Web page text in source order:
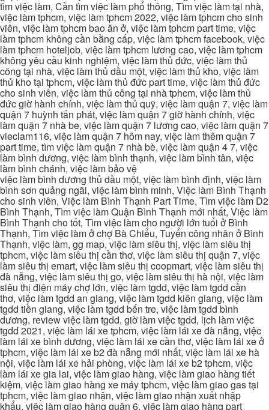
tìm việc làm, Cần tìm việc làm phổ thông, Tìm việc làm tại nhà,
việc làm tphcm, việc làm tphcm 2022, việc làm tphcm cho sinh
viên, việc làm tphcm bao ăn ở, việc làm tphcm part time, việc
làm tphcm không cần bằng cấp, việc làm tphcm facebook, việc
làm tphcm hoteljob, việc làm tphcm lương cao, việc làm tphcm
không yêu cầu kinh nghiệm, việc làm thủ đức, việc làm thủ
công tại nhà, việc làm thủ dầu một, việc làm thủ kho, việc làm
thủ kho tại tphcm, việc làm thủ đức part time, việc làm thủ đức
cho sinh viên, việc làm thủ công tại nhà tphcm, việc làm thủ
đức giờ hành chính, việc làm thủ quỹ, việc làm quận 7, việc làm
quận 7 huỳnh tấn phát, việc làm quận 7 giờ hành chính, việc
làm quận 7 nhà be, việc làm quận 7 lương cao, việc làm quận 7
vieclam116, việc làm quận 7 hôm nay, việc làm thêm quận 7
part time, tìm việc làm quận 7 nhà bè, việc làm quận 4 7, việc
làm bình dương, việc làm bình thạnh, việc làm bình tân, việc
làm bình chánh, việc làm bảo vệ
việc làm bình dương thủ dầu một, việc làm bình định, việc làm
bình sơn quảng ngãi, việc làm bình minh, Việc làm Bình Thạnh
cho sinh viên, Việc làm Bình Thạnh Part Time, Tìm việc làm D2
Bình Thạnh, Tìm việc làm Quận Bình Thạnh mới nhất, Việc làm
Bình Thạnh cho tốt, Tìm việc làm cho người lớn tuổi ở Bình
Thạnh, Tìm việc làm ở chợ Bà Chiểu, Tuyển công nhân ở Bình
Thạnh, việc làm, gg map, việc làm siêu thị, việc làm siêu thị
tphcm, việc làm siêu thị cần thơ, việc làm siêu thị quận 7, việc
làm siêu thị emart, việc làm siêu thị coopmart, việc làm siêu thị
đà nẵng, việc làm siêu thị go, việc làm siêu thị hà nội, việc làm
siêu thị điện máy chợ lớn, việc làm tgdd, việc làm tgdd cần
thơ, việc làm tgdd an giang, việc làm tgdd kiên giang, việc làm
tgdd tiền giang, việc làm tgdd bến tre, việc làm tgdd bình
dương, review việc làm tgdd, giờ làm việc tgdd, lịch làm việc
tgdd 2021, việc làm lái xe tphcm, việc làm lái xe đà nẵng, việc
làm lái xe bình dương, việc làm lái xe cần thơ, việc làm lái xe ở
tphcm, việc làm lái xe b2 đà nẵng mới nhất, việc làm lái xe hà
nội, việc làm lái xe hải phòng, việc làm lái xe b2 tphcm, việc
làm lái xe gia lai, việc làm giao hàng, việc làm giao hàng tiết
kiệm, việc làm giao hàng xe máy tphcm, việc làm giao gas tại
tphcm, việc làm giao nhận, việc làm giao nhận xuất nhập
khẩu, việc làm giao hàng quận 6, việc làm giao hàng part